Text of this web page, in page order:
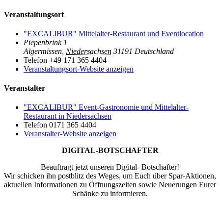
Veranstaltungsort
"EXCALIBUR" Mittelalter-Restaurant und Eventlocation
Piepenbrink 1
Algermissen Niedersachsen 31191 Deutschland
Telefon +49 171 365 4404
Veranstaltungsort-Website anzeigen
Veranstalter
"EXCALIBUR" Event-Gastronomie und Mittelalter-
Restaurant in Niedersachsen
Telefon 0171 365 4404
Veranstalter-Website anzeigen
DIGITAL-BOTSCHAFTER
Beauftragt jetzt unseren Digital- Botschafter!
Wir schicken ihn postblitz des Weges, um Euch über Spar-Aktionen,
aktuellen Informationen zu Öffnungszeiten sowie Neuerungen Eurer
Schänke zu informieren.